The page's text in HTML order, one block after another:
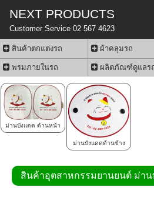
NEXT PRODUCTS
Customer Service 02 567 4623
สินค้าตกแต่งรถ ผ้าคลุมรถ
พรมภายในรถ ผลิตภัณฑ์ดูแลร
ม่านบังแดด ด้านหน้า
ม่านบังแดดด้านข้าง
สินค้าอุตสาหกรรมยานยนต์ ม่าน